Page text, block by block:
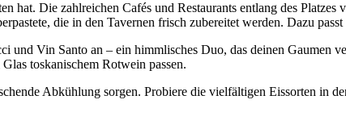
hat. Die zahlreichen Cafés und Restaurants entlang des Platzes
die in den Tavernen frisch zubereitet werden. Dazu
und Vin Santo an – ein himmlisches Duo, das deinen Gaumen
toskanischem Rotwein passen.
Abkühlung sorgen. Probiere die vielfältigen Eissorten in